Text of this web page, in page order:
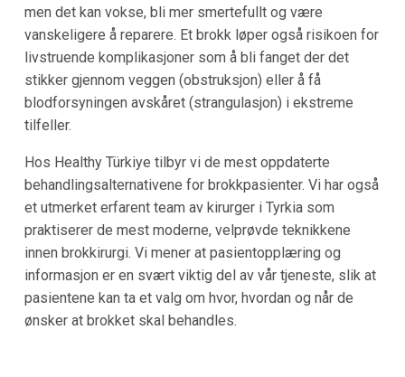
men det kan vokse, bli mer smertefullt og være
vanskeligere å reparere. Et brokk løper også risikoen for
livstruende komplikasjoner som å bli fanget der det
stikker gjennom veggen (obstruksjon) eller å få
blodforsyningen avskåret (strangulasjon) i ekstreme
tilfeller.
Hos Healthy Türkiye tilbyr vi de mest oppdaterte
behandlingsalternativene for brokkpasienter. Vi har også
et utmerket erfarent team av kirurger i Tyrkia som
praktiserer de mest moderne, velprøvde teknikkene
innen brokkirurgi. Vi mener at pasientopplæring og
informasjon er en svært viktig del av vår tjeneste, slik at
pasientene kan ta et valg om hvor, hvordan og når de
ønsker at brokket skal behandles.